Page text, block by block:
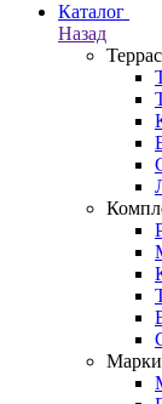
Каталог
Назад